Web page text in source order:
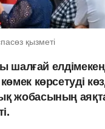
қызметі
шалғай
көрсетуді
жобасының